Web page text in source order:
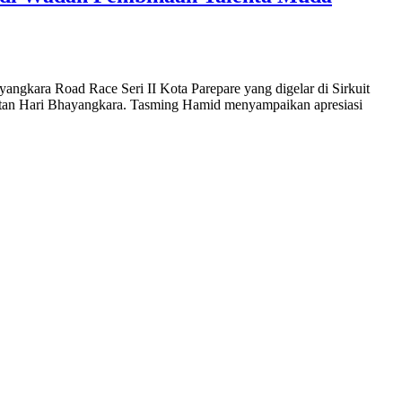
Road Race Seri II Kota Parepare yang digelar di Sirkuit
Hari Bhayangkara. Tasming Hamid menyampaikan apresiasi